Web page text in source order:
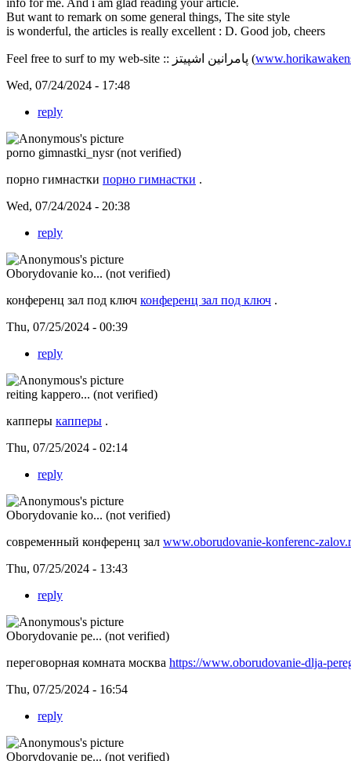
But want to remark on some general things, The site style
is wonderful, the articles is really excellent : D. Good job, cheers
Feel free to surf to my web-site :: پامرانین اشپیتز (
Wed, 07/24/2024 - 17:48
reply
porno gimnastki_nysr (not verified)
порно гимнастки порно гимнастки .
Wed, 07/24/2024 - 20:38
reply
Oborydovanie ko... (not verified)
конференц зал под ключ конференц зал под ключ .
Thu, 07/25/2024 - 00:39
reply
reiting kappero... (not verified)
капперы капперы .
Thu, 07/25/2024 - 02:14
reply
Oborydovanie ko... (not verified)
современный конференц зал www.oborudovanie-konferenc-
Thu, 07/25/2024 - 13:43
reply
Oborydovanie pe... (not verified)
переговорная комната москва https://www.oborudovanie-dlja-
Thu, 07/25/2024 - 16:54
reply
Oborydovanie pe... (not verified)